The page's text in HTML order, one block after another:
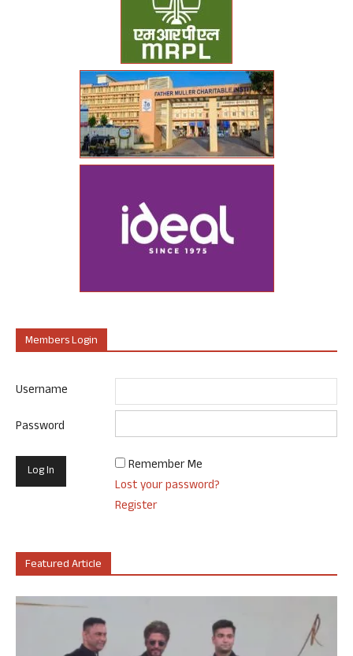
Members Login
Username
Password
Remember Me
Lost your password?
Register
Featured Article